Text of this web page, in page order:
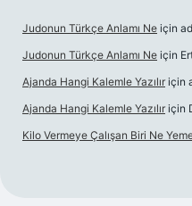
Judonun Türkçe Anlamı Ne için
Judonun Türkçe Anlamı Ne için
Ajanda Hangi Kalemle Yazılır için
Ajanda Hangi Kalemle Yazılır için
Kilo Vermeye Çalışan Biri Ne